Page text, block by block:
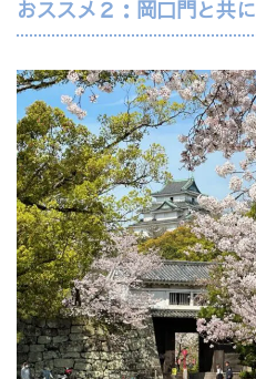
おススメ２：岡口門と共に